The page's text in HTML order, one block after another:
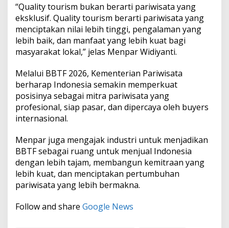
“Quality tourism bukan berarti pariwisata yang
eksklusif. Quality tourism berarti pariwisata yang
menciptakan nilai lebih tinggi, pengalaman yang
lebih baik, dan manfaat yang lebih kuat bagi
masyarakat lokal,” jelas Menpar Widiyanti.
Melalui BBTF 2026, Kementerian Pariwisata
berharap Indonesia semakin memperkuat
posisinya sebagai mitra pariwisata yang
profesional, siap pasar, dan dipercaya oleh buyers
internasional.
Menpar juga mengajak industri untuk menjadikan
BBTF sebagai ruang untuk menjual Indonesia
dengan lebih tajam, membangun kemitraan yang
lebih kuat, dan menciptakan pertumbuhan
pariwisata yang lebih bermakna.
Follow and share Google News